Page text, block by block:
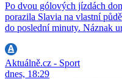
Po dvou gólových jízdách
porazila Slavia na vlastní
do poslední minuty. Náznak
Aktuálně.cz - Sport
dnes, 18:29